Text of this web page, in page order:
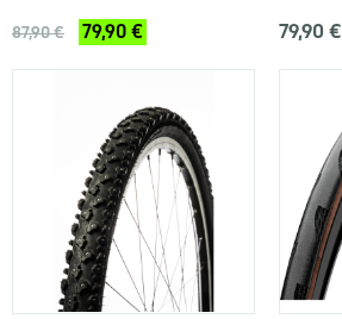
87,90 € 79,90 € 79,90 €